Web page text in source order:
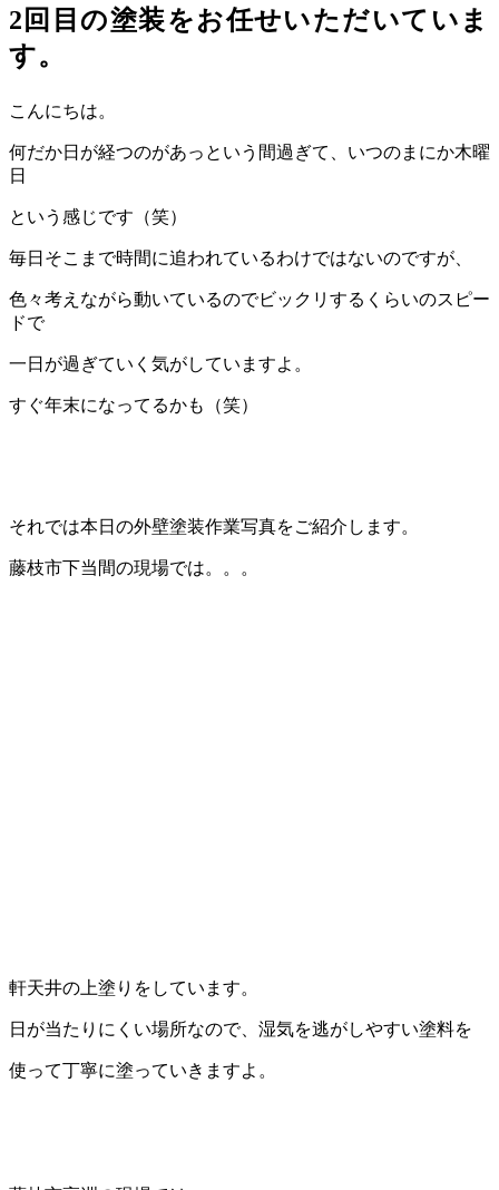
2回目の塗装をお任せいただいていま
す。
こんにちは。
何だか日が経つのがあっという間過ぎて、いつのまにか木曜
日
という感じです（笑）
毎日そこまで時間に追われているわけではないのですが、
色々考えながら動いているのでビックリするくらいのスピー
ドで
一日が過ぎていく気がしていますよ。
すぐ年末になってるかも（笑）
それでは本日の外壁塗装作業写真をご紹介します。
藤枝市下当間の現場では。。。
軒天井の上塗りをしています。
日が当たりにくい場所なので、湿気を逃がしやすい塗料を
使って丁寧に塗っていきますよ。